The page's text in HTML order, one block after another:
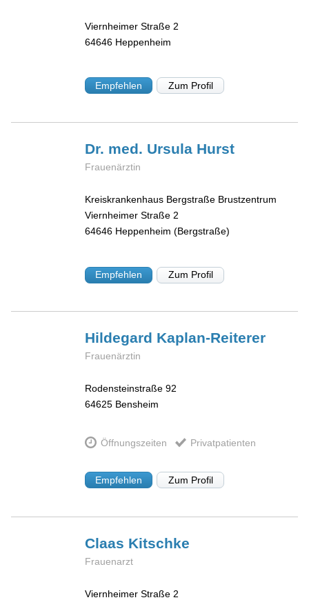
Viernheimer Straße 2
64646 Heppenheim
Empfehlen Zum Profil
Dr. med. Ursula Hurst
Frauenärztin
Kreiskrankenhaus Bergstraße Brustzentrum
Viernheimer Straße 2
64646 Heppenheim (Bergstraße)
Empfehlen Zum Profil
Hildegard Kaplan-Reiterer
Frauenärztin
Rodensteinstraße 92
64625 Bensheim
Öffnungszeiten Privatpatienten
Empfehlen Zum Profil
Claas Kitschke
Frauenarzt
Viernheimer Straße 2